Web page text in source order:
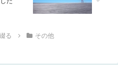
る その他